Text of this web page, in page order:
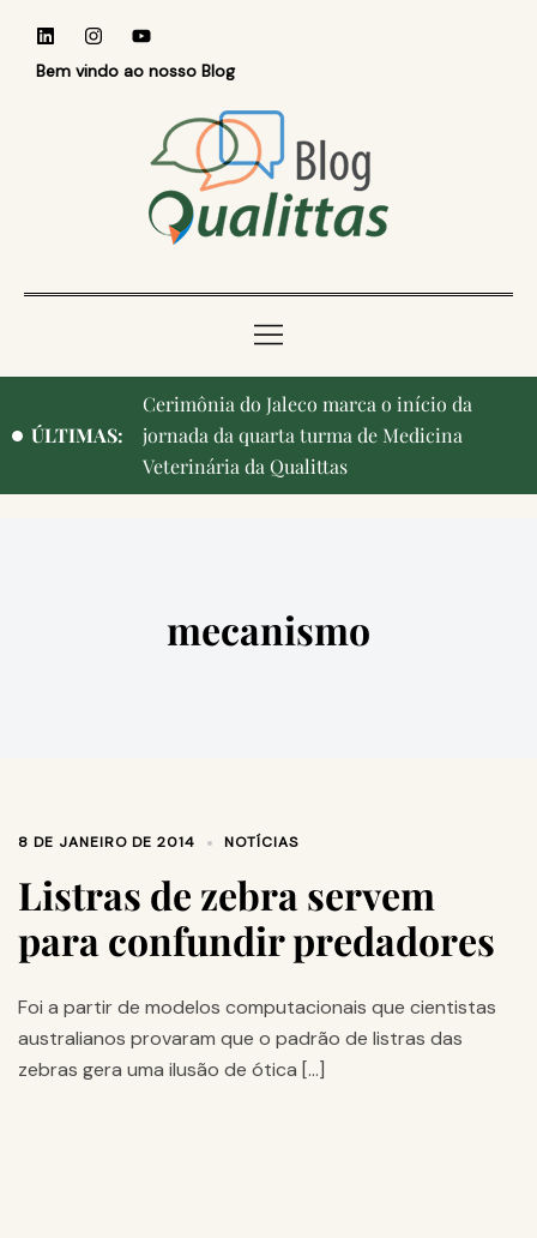
Bem vindo ao nosso Blog
ÚLTIMAS:
Cerimônia do Jaleco marca o início da
jornada da quarta turma de Medicina
Veterinária da Qualittas
mecanismo
8 DE JANEIRO DE 2014 NOTÍCIAS
Listras de zebra servem
para confundir predadores
Foi a partir de modelos computacionais que cientistas
australianos provaram que o padrão de listras das
zebras gera uma ilusão de ótica […]